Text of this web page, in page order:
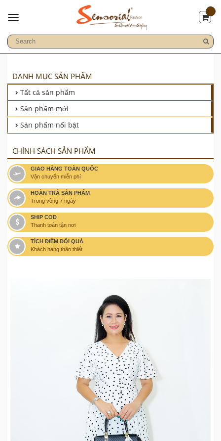
DANH MỤC SẢN PHẨM
Tất cả sản phẩm
Sản phẩm mới
Sản phẩm nổi bật
CHÍNH SÁCH SẢN PHẨM
GIAO HÀNG TOÀN QUỐC
Vận chuyển miễn phí
HOÀN TRẢ SẢN PHẨM
Trong vòng 7 ngày
SHIP COD
Thanh toán tận nơi
TÍCH ĐIỂM ĐỔI QUÀ
Khách hàng thân thiết